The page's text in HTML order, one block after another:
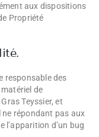
aux dispositions
Propriété
responsable des
de
Teyssier, et
ne répondant pas aux
l’apparition d’un bug